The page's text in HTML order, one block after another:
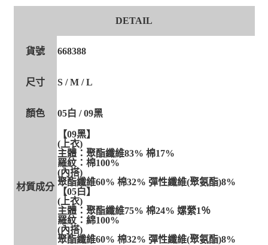
DETAIL
貨號 668388
尺寸 S / M / L
顏色 05白 / 09黑
材質成分
【09黑】
(上衣)
主體：聚酯纖維83% 棉17%
羅紋：棉100%
(內搭)
聚酯纖維60% 棉32% 彈性纖維(聚氨酯)8%
【05白】
(上衣)
主體：聚酯纖維75% 棉24% 嫘縈1％
羅紋：綿100%
(內搭)
聚酯纖維60% 棉32% 彈性纖維(聚氨酯)8%